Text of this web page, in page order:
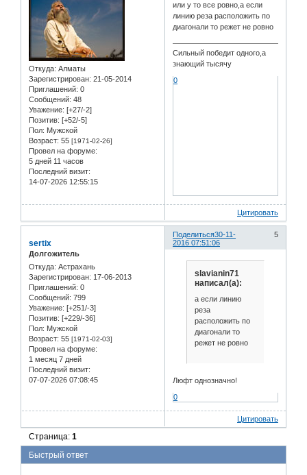
Откуда: Алматы
Зарегистрирован: 21-05-2014
Приглашений: 0
Сообщений: 48
Уважение: [+27/-2]
Позитив: [+52/-5]
Пол: Мужской
Возраст: 55 [1971-02-26]
Провел на форуме:
5 дней 11 часов
Последний визит:
14-07-2026 12:55:15
или y то все ровно,а если
линию реза расположить по
диагонали то режет не ровно
Сильный победит одного,а
знающий тысячу
0
Цитировать
Поделиться 5
30-11-
2016 07:51:06
sertix
Долгожитель
Откуда: Астрахань
Зарегистрирован: 17-06-2013
Приглашений: 0
Сообщений: 799
Уважение: [+251/-3]
Позитив: [+229/-36]
Пол: Мужской
Возраст: 55 [1971-02-03]
Провел на форуме:
1 месяц 7 дней
Последний визит:
07-07-2026 07:08:45
slavianin71
написал(а):
а если линию
реза
расположить по
диагонали то
режет не ровно
Люфт однозначно!
0
Цитировать
Страница:1
Быстрый ответ